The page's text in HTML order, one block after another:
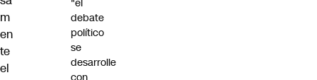
m
en
te
el
"el
debate
político
se
desarrolle
con